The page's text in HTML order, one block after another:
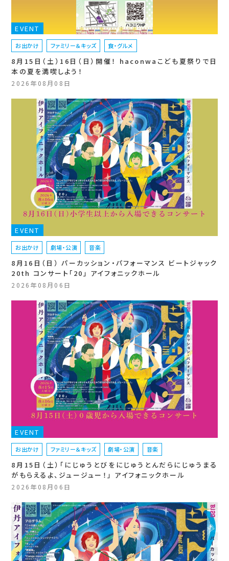
EVENT
お出かけ ファミリー＆キッズ 食・グルメ
8月15日（土）16日（日）開催！ haconwaこども夏祭りで日
本の夏を満喫しよう！
2026年08月08日
EVENT
お出かけ 劇場・公演 音楽
8月16日（日） パーカッション・パフォーマンス ビートジャック
20th コンサート「20」 アイフォニックホール
2026年08月06日
EVENT
お出かけ ファミリー＆キッズ 劇場・公演 音楽
8月15日（土）「にじゅうとびをにじゅうとんだらにじゅうまる
がもらえるよ、ジュージュー！」 アイフォニックホール
2026年08月06日